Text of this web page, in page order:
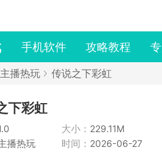
手机软件 攻略教程
主播热玩 传说之下彩虹
下彩虹
大小： 229.11M
播热玩 时间： 2026-06-27